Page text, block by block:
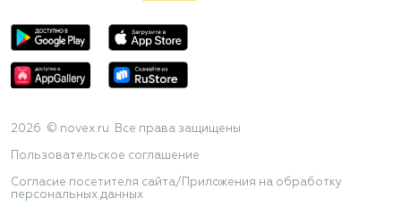
2026 © novex.ru. Все права защищены
Пользовательское соглашение
Согласие посетителя сайта/Приложения на обработку
персональных данных